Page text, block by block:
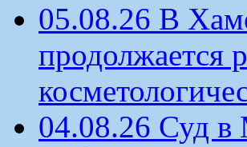
05.08.26 В
продолжается
04.08.26 Суд в